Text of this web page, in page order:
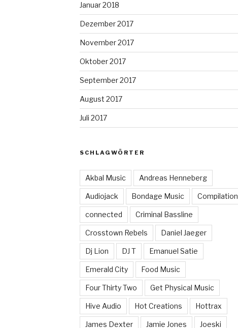
Januar 2018
Dezember 2017
November 2017
Oktober 2017
September 2017
August 2017
Juli 2017
SCHLAGWÖRTER
Akbal Music Andreas Henneberg
Audiojack Bondage Music Compilation
connected Criminal Bassline
Crosstown Rebels Daniel Jaeger
Dj Lion DJ T Emanuel Satie
Emerald City Food Music
Four Thirty Two Get Physical Music
Hive Audio Hot Creations Hottrax
James Dexter Jamie Jones Joeski